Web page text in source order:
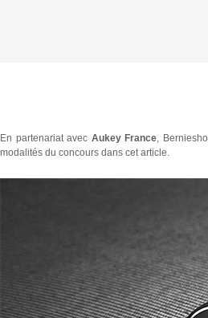
En partenariat avec Aukey France,
modalités du concours dans cet article.